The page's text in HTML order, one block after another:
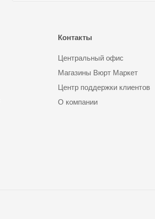
Контакты
Центральный офис
Магазины Вюрт Маркет
Центр поддержки клиентов
О компании